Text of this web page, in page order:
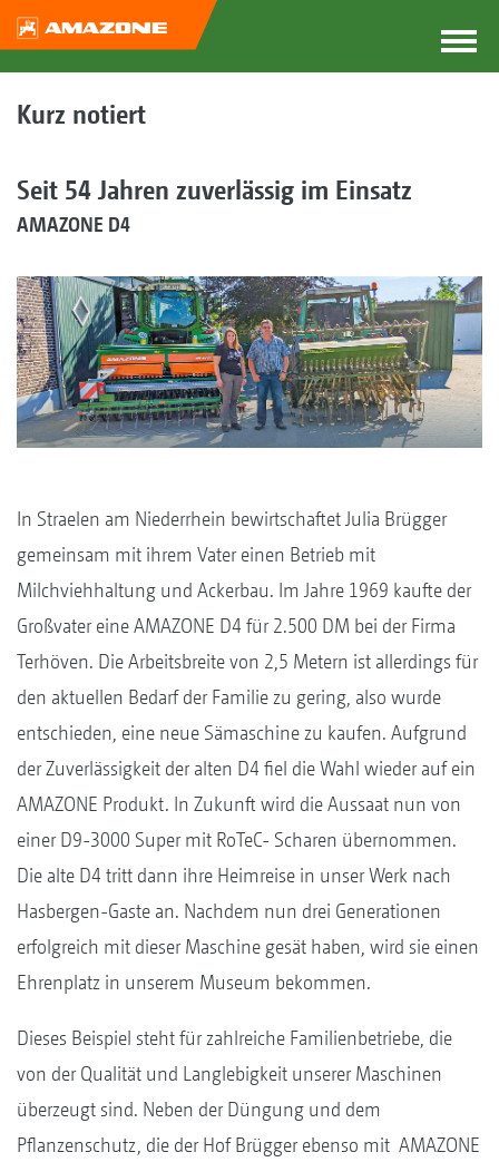
Kurz notiert
Seit 54 Jahren zuverlässig im Einsatz
AMAZONE D4
In Straelen am Niederrhein bewirtschaftet Julia Brügger
gemeinsam mit ihrem Vater einen Betrieb mit
Milchviehhaltung und Ackerbau. Im Jahre 1969 kaufte der
Großvater eine AMAZONE D4 für 2.500 DM bei der Firma
Terhöven. Die Arbeitsbreite von 2,5 Metern ist allerdings für
den aktuellen Bedarf der Familie zu gering, also wurde
entschieden, eine neue Sämaschine zu kaufen. Aufgrund
der Zuverlässigkeit der alten D4 fiel die Wahl wieder auf ein
AMAZONE Produkt. In Zukunft wird die Aussaat nun von
einer D9-3000 Super mit RoTeC- Scharen übernommen.
Die alte D4 tritt dann ihre Heimreise in unser Werk nach
Hasbergen-Gaste an. Nachdem nun drei Generationen
erfolgreich mit dieser Maschine gesät haben, wird sie einen
Ehrenplatz in unserem Museum bekommen.
Dieses Beispiel steht für zahlreiche Familienbetriebe, die
von der Qualität und Langlebigkeit unserer Maschinen
überzeugt sind. Neben der Düngung und dem
Pflanzenschutz, die der Hof Brügger ebenso mit AMAZONE